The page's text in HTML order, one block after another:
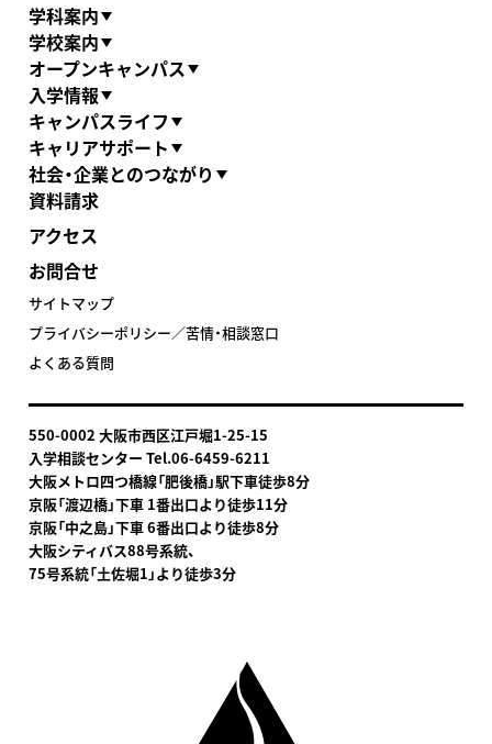
学科案内
学校案内
オープンキャンパス
入学情報
キャンパスライフ
キャリアサポート
社会・企業とのつながり
資料請求
アクセス
お問合せ
サイトマップ
プライバシーポリシー／苦情・相談窓口
よくある質問
550-0002 大阪市西区江戸堀1-25-15
入学相談センター Tel.06-6459-6211
大阪メトロ四つ橋線「肥後橋」駅下車徒歩8分
京阪「渡辺橋」下車 1番出口より徒歩11分
京阪「中之島」下車 6番出口より徒歩8分
大阪シティバス88号系統、
75号系統「土佐堀1」より徒歩3分